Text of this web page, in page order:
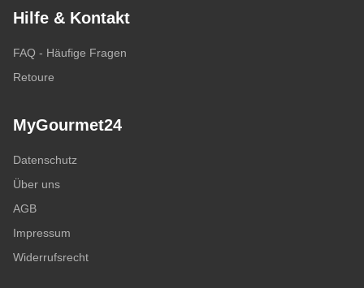
Hilfe & Kontakt
FAQ - Häufige Fragen
Retoure
MyGourmet24
Datenschutz
Über uns
AGB
Impressum
Widerrufsrecht